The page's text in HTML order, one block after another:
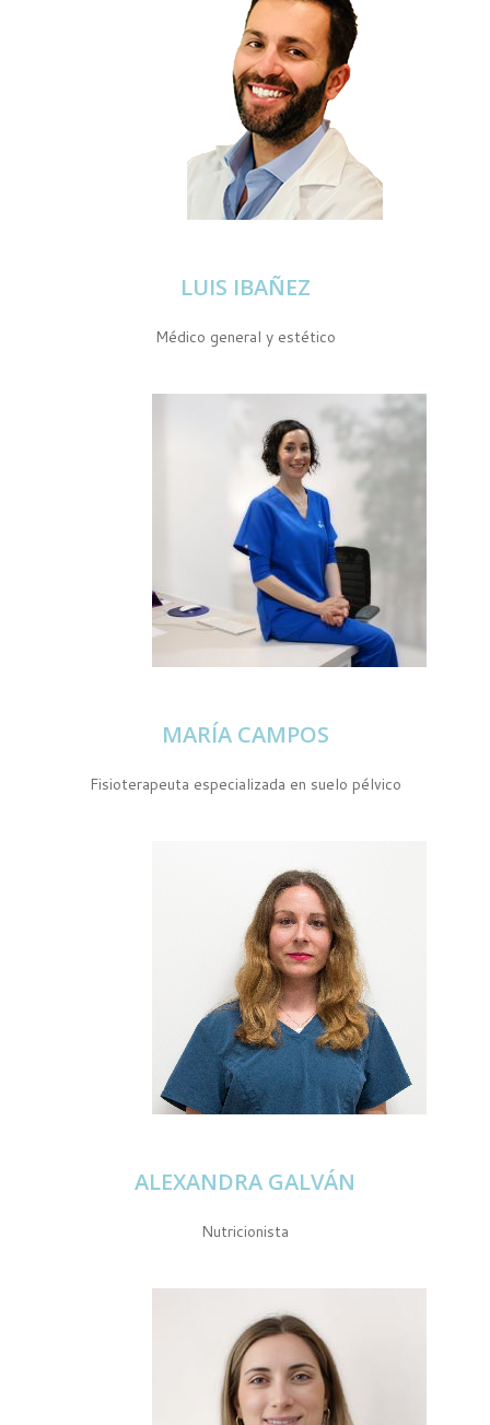
LUIS IBAÑEZ
Médico general y estético
MARÍA CAMPOS
Fisioterapeuta especializada en suelo pélvico
ALEXANDRA GALVÁN
Nutricionista